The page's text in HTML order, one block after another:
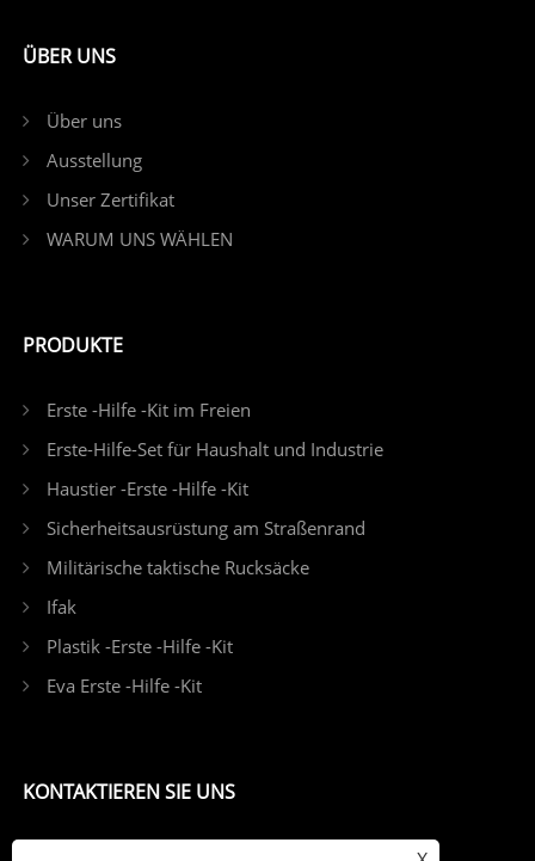
ÜBER UNS
Über uns
Ausstellung
Unser Zertifikat
WARUM UNS WÄHLEN
PRODUKTE
Erste -Hilfe -Kit im Freien
Erste-Hilfe-Set für Haushalt und Industrie
Haustier -Erste -Hilfe -Kit
Sicherheitsausrüstung am Straßenrand
Militärische taktische Rucksäcke
Ifak
Plastik -Erste -Hilfe -Kit
Eva Erste -Hilfe -Kit
KONTAKTIEREN SIE UNS